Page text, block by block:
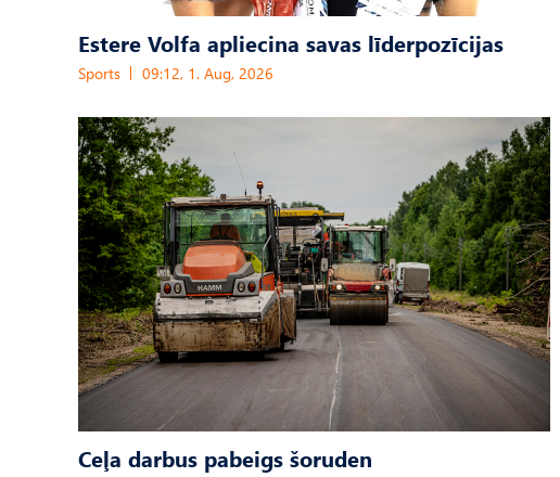
Estere Volfa apliecina savas līderpozīcijas
Sports 09:12, 1. Aug, 2026
Ceļa darbus pabeigs šoruden